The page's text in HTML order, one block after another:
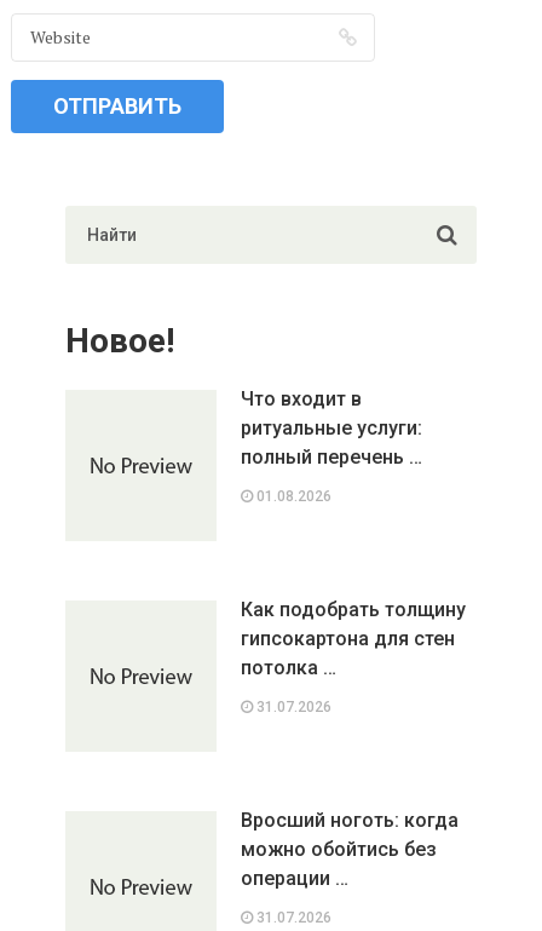
Новое!
Что входит в
ритуальные услуги:
полный перечень …
01.08.2026
Как подобрать толщину
гипсокартона для стен
потолка …
31.07.2026
Вросший ноготь: когда
можно обойтись без
операции …
31.07.2026